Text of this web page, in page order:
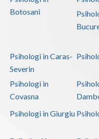
Botosani
Psihologi in Caras-
Severin
Psihologi in
Covasna
Psihologi in Giurgiu